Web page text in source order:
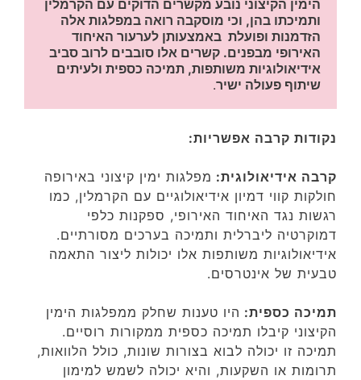
שיתוף פעולה ישיר.
נקודות קרבה אפשריות:
קרבה אידיאולוגית: מפלגות ימין קיצוני באירופה
חולקות קווי דמיון אידיאולוגיים עם הקרמלין, כמו
רגשות נגד האיחוד האירופי, ספקנות כלפי
דמוקרטיה ליברלית ותמיכה בערכים מסורתיים.
אידיאולוגיות משותפות אלו יכולות ליצור התאמה
טבעית של אינטרסים.
תמיכה כספית: היו טענות שחלק ממפלגות הימין
הקיצוני קיבלו תמיכה כספית ממקורות רוסיים.
תמיכה זו יכולה לבוא בצורות שונות, כולל הלוואות,
תרומות או השקעות, והיא יכולה לשמש למימון